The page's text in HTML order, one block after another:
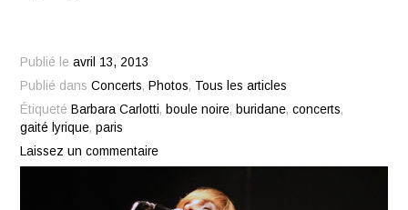
Publié leavril 13, 2013
Publié dansConcerts, Photos, Tous les articles
Étiqueté Barbara Carlotti, boule noire, buridane,concerts,
gaité lyrique,paris
Laissez un commentaire